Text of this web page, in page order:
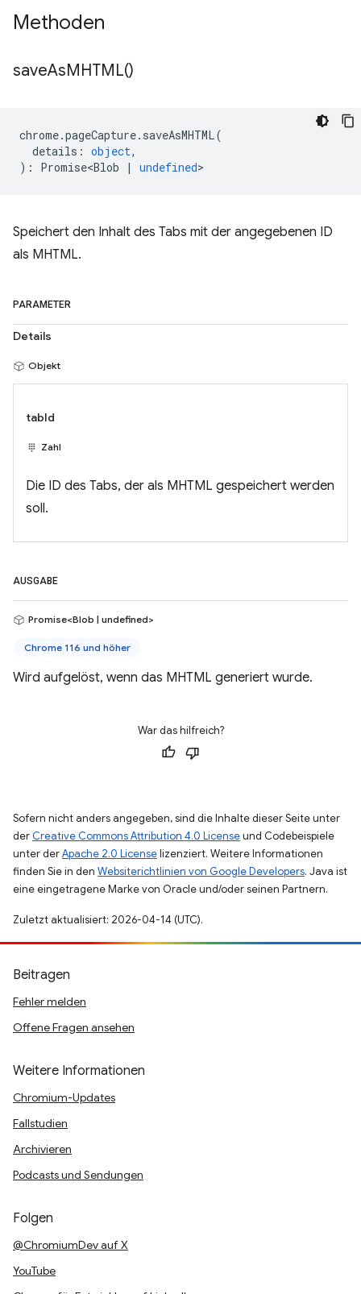
Methoden
saveAsMHTML()
chrome.pageCapture. saveAsMHTML(
details : object,
) : Promise<Blob | undefined>
Speichert den Inhalt des Tabs mit der angegebenen ID
als MHTML.
PARAMETER
Details
Objekt
tabId
Zahl
Die ID des Tabs, der als MHTML gespeichert werden
soll.
AUSGABE
Promise<Blob | undefined>
Chrome 116 und höher
Wird aufgelöst, wenn das MHTML generiert wurde.
War das hilfreich?
Sofern nicht anders angegeben, sind die Inhalte dieser Seite unter
der Creative Commons Attribution 4.0 Licenseund Codebeispiele
unter derApache 2.0 Licenselizenziert. Weitere Informationen
finden Sie in den Websiterichtlinien von Google Developers. Java ist
eine eingetragene Marke von Oracle und/oder seinen Partnern.
Zuletzt aktualisiert: 2026-04-14 (UTC).
Beitragen
Fehler melden
Offene Fragen ansehen
Weitere Informationen
Chromium-Updates
Fallstudien
Archivieren
Podcasts und Sendungen
Folgen
@ChromiumDev auf X
YouTube